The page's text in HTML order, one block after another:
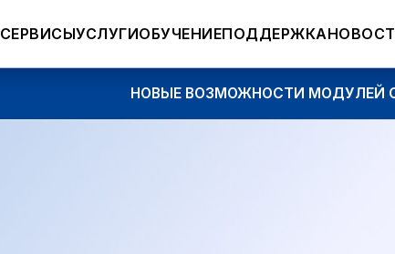
СЕРВИСЫУСЛУГИОБУЧЕНИЕПОДДЕРЖКА
НОВЫЕ ВОЗМОЖНОСТИ МОДУЛЕЙ СИСТЕМЫ